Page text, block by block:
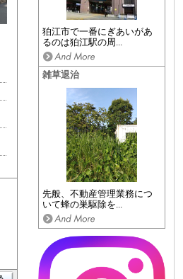
狛江市で一番にぎあいがあ
るのは狛江駅の周...
雑草退治
先般、不動産管理業務につ
いて蜂の巣駆除を...